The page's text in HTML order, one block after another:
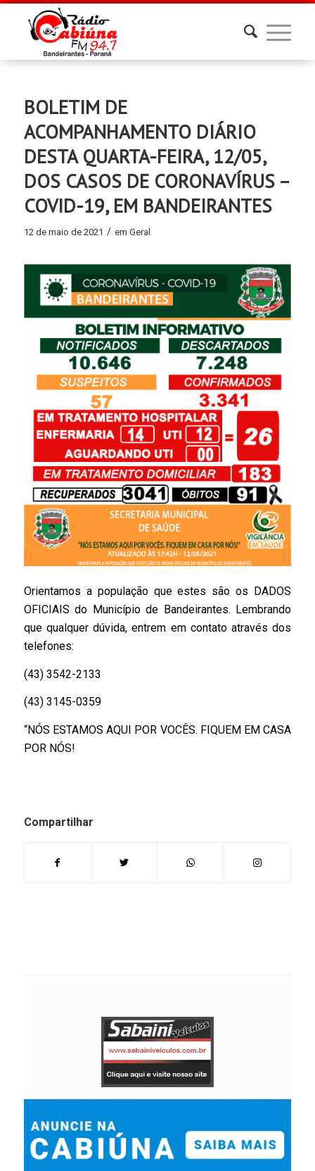
BOLETIM DE
ACOMPANHAMENTO DIÁRIO
DESTA QUARTA-FEIRA, 12/05,
DOS CASOS DE CORONAVÍRUS –
COVID-19, EM BANDEIRANTES
12 de maio de 2021 / em Geral
Orientamos a população que estes são os DADOS
OFICIAIS do Município de Bandeirantes. Lembrando
que qualquer dúvida, entrem em contato através dos
telefones:
(43) 3542-2133
(43) 3145-0359
“NÓS ESTAMOS AQUI POR VOCÊS. FIQUEM EM CASA
POR NÓS!
Compartilhar